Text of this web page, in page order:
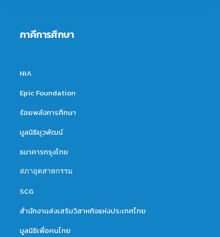
ภาคีการศึกษา
NIA
Epic Foundation
ร้อยพลังการศึกษา
มูลนิธิยุวพัฒน์
ธนาคารกรุงไทย
สภาอุตสาหกรรม
SCG
สำนักงานส่งเสริมวิสาหกิจแห่งประเทศไทย
มูลนิธิเพื่อคนไทย